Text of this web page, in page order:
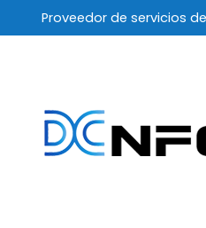
Proveedor de servicios